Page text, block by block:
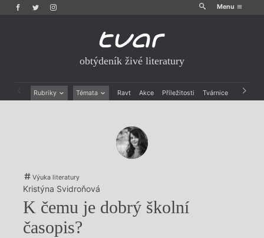
Menu
obtýdeník živé literatury
Rubriky Témata Ravt Akce Příležitosti Tvárnice Archiv
Výroční ceny
Výuka literatury
Kristýna Svidroňová
K čemu je dobrý školní
časopis?